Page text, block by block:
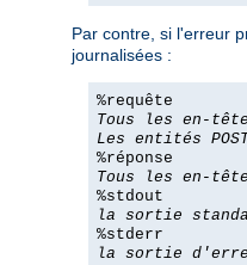
Par contre, si l'erreur
journalisées :
%requête
Tous les en-
Les entités
%réponse
Tous les en-
%stdout
la sortie
%stderr
la sortie